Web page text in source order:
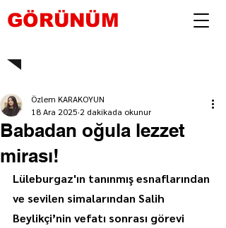
GÖRÜNÜM
Babadan oğula lezzet
mirası!
Özlem KARAKOYUN
18 Ara 2025 2 dakikada okunur
Lüleburgaz'ın tanınmış esnaflarından
ve sevilen simalarından Salih
Beylikçi’nin vefatı sonrası görevi